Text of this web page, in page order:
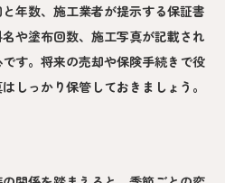
年数、施工業者が提示する保証書
や塗布回数、施工写真が記載され
す。将来の売却や保険手続きで役
しっかり保管しておきましょう。